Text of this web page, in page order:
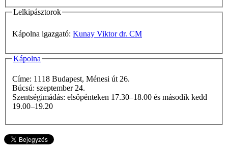
Lelkipásztorok
Kápolna igazgató: Kunay Viktor dr. CM
Kápolna
Címe: 1118 Budapest, Ménesi út 26.
Búcsú: szeptember 24.
Szentségimádás: elsôpénteken 17.30–18.00 és második kedd
19.00–19.20